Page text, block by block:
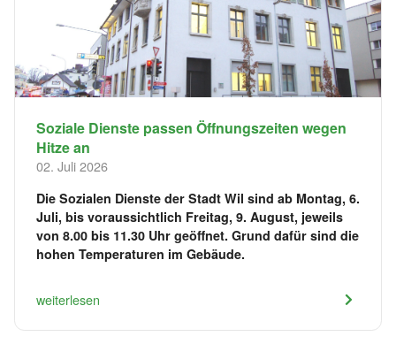
Soziale Dienste passen Öffnungszeiten wegen
Hitze an
02. Juli 2026
Die Sozialen Dienste der Stadt Wil sind ab Montag, 6.
Juli, bis voraussichtlich Freitag, 9. August, jeweils
von 8.00 bis 11.30 Uhr geöffnet. Grund dafür sind die
hohen Temperaturen im Gebäude.
weiterlesen